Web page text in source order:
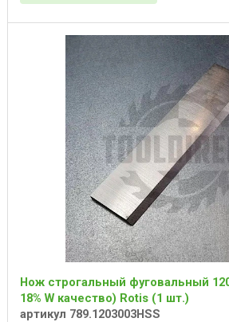
Нож строгальный фуговальный
18% W качество) Rotis (1 шт.)
артикул 789.1203003HSS